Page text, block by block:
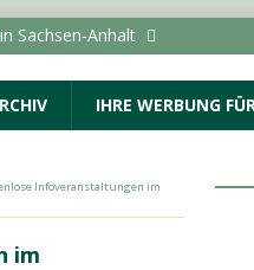
Sachsen-Anhalt
TOPMELDUNG
ein
IHRE WERBUNG
Infoveranstaltungen im
im